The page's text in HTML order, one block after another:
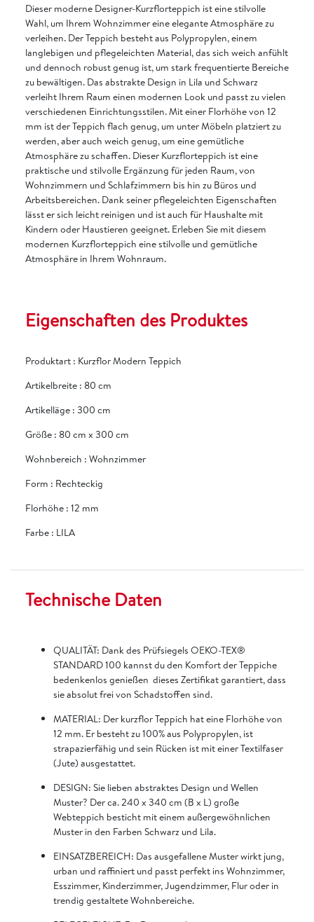
Dieser moderne Designer-Kurzflorteppich ist eine stilvolle
Wahl, um Ihrem Wohnzimmer eine elegante Atmosphäre zu
verleihen. Der Teppich besteht aus Polypropylen, einem
langlebigen und pflegeleichten Material, das sich weich anfühlt
und dennoch robust genug ist, um stark frequentierte Bereiche
zu bewältigen. Das abstrakte Design in Lila und Schwarz
verleiht Ihrem Raum einen modernen Look und passt zu vielen
verschiedenen Einrichtungsstilen. Mit einer Florhöhe von 12
mm ist der Teppich flach genug, um unter Möbeln platziert zu
werden, aber auch weich genug, um eine gemütliche
Atmosphäre zu schaffen. Dieser Kurzflorteppich ist eine
praktische und stilvolle Ergänzung für jeden Raum, von
Wohnzimmern und Schlafzimmern bis hin zu Büros und
Arbeitsbereichen. Dank seiner pflegeleichten Eigenschaften
lässt er sich leicht reinigen und ist auch für Haushalte mit
Kindern oder Haustieren geeignet. Erleben Sie mit diesem
modernen Kurzflorteppich eine stilvolle und gemütliche
Atmosphäre in Ihrem Wohnraum.
Eigenschaften des Produktes
Produktart : Kurzflor Modern Teppich
Artikelbreite : 80 cm
Artikelläge : 300 cm
Größe : 80 cm x 300 cm
Wohnbereich : Wohnzimmer
Form : Rechteckig
Florhöhe : 12 mm
Farbe : LILA
Technische Daten
QUALITÄT: Dank des Prüfsiegels OEKO-TEX®
STANDARD 100 kannst du den Komfort der Teppiche
bedenkenlos genießen  dieses Zertifikat garantiert, dass
sie absolut frei von Schadstoffen sind.
MATERIAL: Der kurzflor Teppich hat eine Florhöhe von
12 mm. Er besteht zu 100% aus Polypropylen, ist
strapazierfähig und sein Rücken ist mit einer Textilfaser
(Jute) ausgestattet.
DESIGN: Sie lieben abstraktes Design und Wellen
Muster? Der ca. 240 x 340 cm (B x L) große
Webteppich besticht mit einem außergewöhnlichen
Muster in den Farben Schwarz und Lila.
EINSATZBEREICH: Das ausgefallene Muster wirkt jung,
urban und raffiniert und passt perfekt ins Wohnzimmer,
Esszimmer, Kinderzimmer, Jugendzimmer, Flur oder in
trendig gestaltete Wohnbereiche.